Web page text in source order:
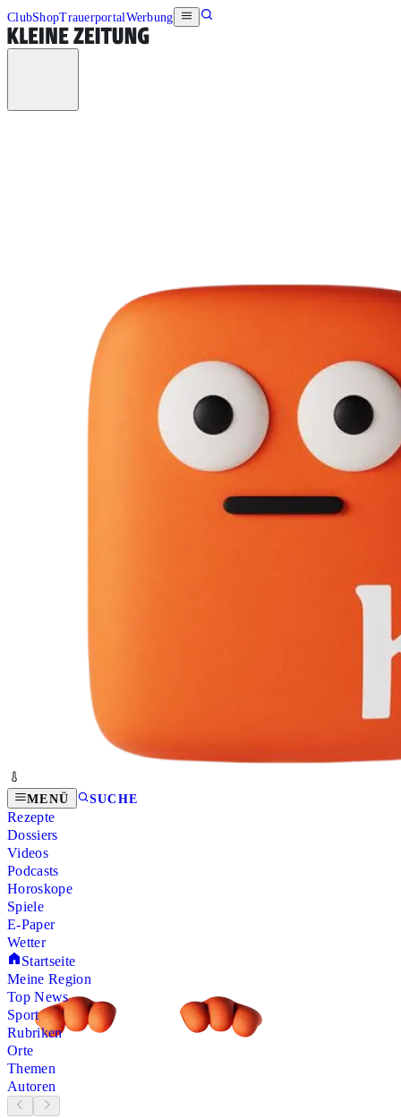
ClubShopTrauerportalWerbung
MENÜ SUCHE
Rezepte
Dossiers
Videos
Podcasts
Horoskope
Spiele
E-Paper
Wetter
Startseite
Meine Region
Top News
Sport
Rubriken
Orte
Themen
Autoren